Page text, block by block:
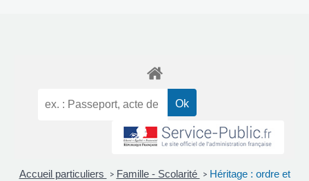
Accueil particuliers > Famille - Scolarité > Héritage : ordre et